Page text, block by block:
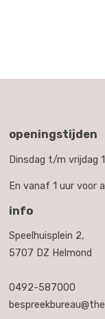
openingstijden
Dinsdag t/m vrijdag
En vanaf 1 uur voor
info
Speelhuisplein 2,
5707 DZ Helmond
0492-587000